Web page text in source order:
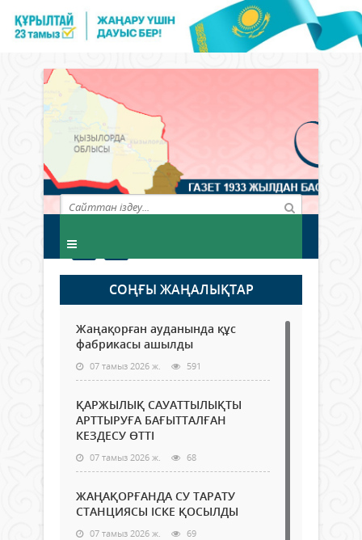
СОҢҒЫ ЖАҢАЛЫҚТАР
Жаңақорған ауданында құс
фабрикасы ашылды
07 тамыз 2026 ж. 591
ҚАРЖЫЛЫҚ САУАТТЫЛЫҚТЫ
АРТТЫРУҒА БАҒЫТТАЛҒАН
КЕЗДЕСУ ӨТТІ
07 тамыз 2026 ж. 68
ЖАҢАҚОРҒАНДА СУ ТАРАТУ
СТАНЦИЯСЫ ІСКЕ ҚОСЫЛДЫ
07 тамыз 2026 ж. 69